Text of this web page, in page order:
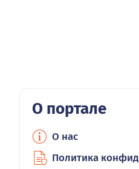
О портале
О нас
Политика